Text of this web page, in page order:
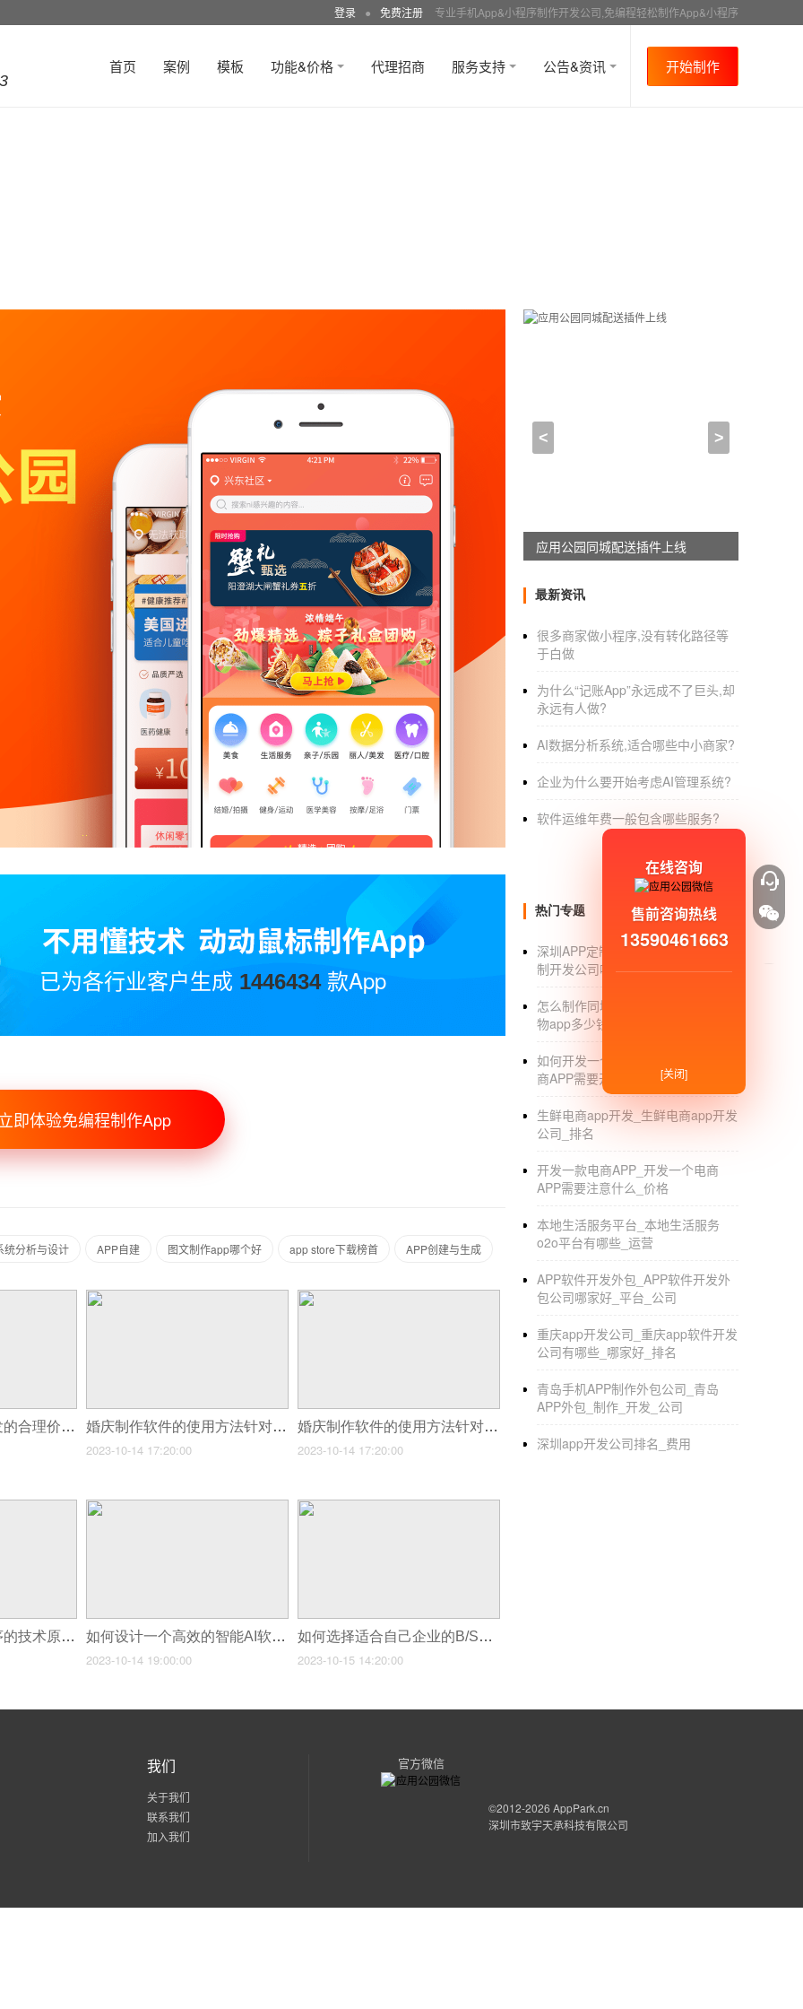
登录 ● 免费注册 专业手机App&小程序制作开发公司,免编程轻松制作App&小程序
首页 案例 模板 功能&价格 代理招商 服务支持 公告&资讯 开始制作
2021-08-02 05:45:00
来自媒体，商城，小程序，定制，开发，公
APP开发解决方案：
1.产品展示
商家可以比较全面展示自己的农产品，如介
可以根据价格和销量进行搜索。找到喜欢的
3.农产品商人入驻
能够自营农产品，还利用分账分散管理功能
适用于收藏、评论和会员管理；应用点营销
种营销工具均适用。
通过该平台，价格农产品信息、产品收购信
6.交换社区
它可以建立生鲜农产品论坛贴吧，让商家和
山东APP公司，开发，和公司核心技术团队
软件开发等专业对接服务。
已为各行业客户生成 1446434款App
即体验免编程制作App
统分析与设计 APP自建 图文制作app哪个好 app store下载榜首 APP创建与生成
如何评估小程序开发的合理价格？ 婚庆制作软件的使用方法针对不同类型的用户
2023-10-14 17:20:00
婚庆制作软件的使用方法针对不同类型的用户
2023-10-14 17:20:00
研究智能停车小程序的技术原理和实现方式 如何设计一个高效的智能AI软件架构
2023-10-14 19:00:00
如何选择适合自己企业的B/S管理软件定制服务商
2023-10-15 14:20:00
< >
应用公园同城配送插件上线
最新资讯
很多商家做小程序,没有转化路径等
于白做
为什么“记账App”永远成不了巨头,却
永远有人做?
AI数据分析系统,适合哪些中小商家?
企业为什么要开始考虑AI管理系统?
软件运维年费一般包含哪些服务?
热门专题
深圳APP定制开发_深圳APP手机定
制开发公司哪家好_公司_团队
怎么制作同城购物app_制作同城购
物app多少钱_开发成本
如何开发一个移动电商APP_移动电
商APP需要开发哪些功能
生鲜电商app开发_生鲜电商app开发
公司_排名
开发一款电商APP_开发一个电商
APP需要注意什么_价格
本地生活服务平台_本地生活服务
o2o平台有哪些_运营
APP软件开发外包_APP软件开发外
包公司哪家好_平台_公司
重庆app开发公司_重庆app软件开发
公司有哪些_哪家好_排名
青岛手机APP制作外包公司_青岛
APP外包_制作_开发_公司
深圳app开发公司排名_费用
我们
关于我们
联系我们
加入我们
官方微信
©2012-2026 AppPark.cn
深圳市致宇天承科技有限公司
在线咨询
售前咨询热线
13590461663
[关闭]